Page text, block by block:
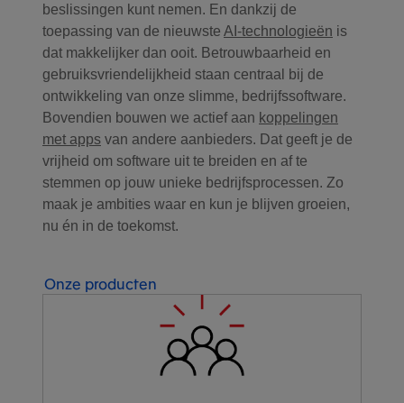
beslissingen kunt nemen. En dankzij de
toepassing van de nieuwste AI-technologieën is
dat makkelijker dan ooit. Betrouwbaarheid en
gebruiksvriendelijkheid staan centraal bij de
ontwikkeling van onze slimme, bedrijfssoftware.
Bovendien bouwen we actief aan koppelingen
met apps van andere aanbieders. Dat geeft je de
vrijheid om software uit te breiden en af te
stemmen op jouw unieke bedrijfsprocessen. Zo
maak je ambities waar en kun je blijven groeien,
nu én in de toekomst.
Onze producten